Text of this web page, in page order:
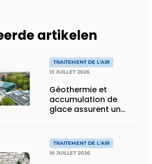
artikelen
TRAITEMENT DE L'AIR
13 JUILLET 2026
Géothermie et
accumulation de
glace assurent un
et les visiteurs de
BRUSK Bruges
TRAITEMENT DE L'AIR
10 JUILLET 2026